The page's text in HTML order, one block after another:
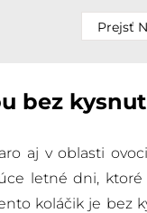
Prejsť
bez
aj v oblasti
letné dni,
koláčik je bez